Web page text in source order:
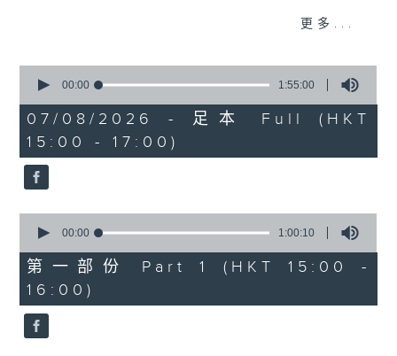
Hong Kong Academy for
GERSHWIN (KAUFMAN arr.)
Three Preludes (for 4 cellos) (8’)
ROSSINI
Overture to William Tell (for 6
MAHLER (Hibiki SAITO arr.)
(10’)
GARDEL (BARRALET arr.)
Por Una Cabeza (4’)
Hayato SUMINO (Heiman CHEUNG
更多...
seconds
1
hour,
55
minutes,
0
seconds
00:00 1:55:00
07/08/2026 - 足本 Full (HKT
15:00 - 17:00)
seconds
1
hour,
10
seconds
00:00 1:00:10
第一部份 Part 1 (HKT 15:00 -
16:00)